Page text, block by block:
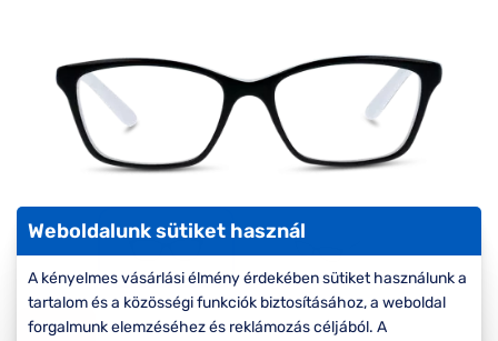
Seen Belépőár
ajánlat
-20%
Weboldalunk sütiket használ
A kényelmes vásárlási élmény érdekében sütiket használunk a
tartalom és a közösségi funkciók biztosításához, a weboldal
forgalmunk elemzéséhez és reklámozás céljából. A